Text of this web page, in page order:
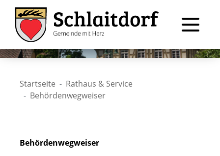
Startseite
Rathaus & Service
Behördenwegweiser
Behördenwegweiser